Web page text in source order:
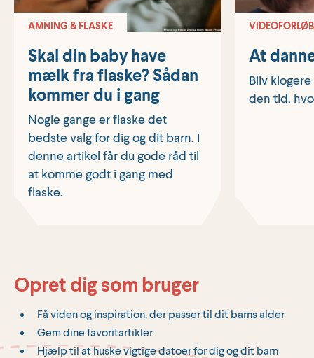
Skal din baby have
mælk fra flaske? Sådan
kommer du i gang
AMNING & FLASKE
Nogle gange er flaske det
bedste valg for dig og dit barn. I
denne artikel får du gode råd til
at komme godt i gang med
flaske.
At
VIDEOFORLØB
Bliv
den tid,
Opret dig som bruger
Få viden og inspiration, der passer til dit barns alder
Gem dine favoritartikler
Hjælp til at huske vigtige datoer for dig og dit barn